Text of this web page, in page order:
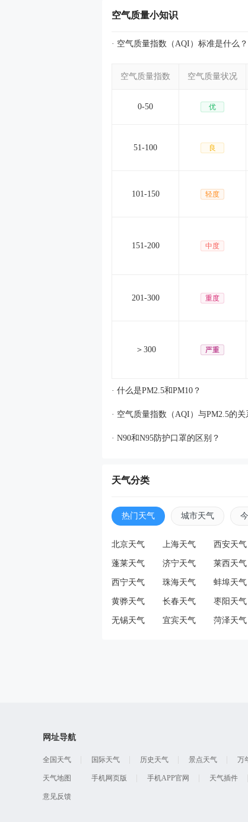
空气质量小知识
· 空气质量指数（AQI）标准是什么？
空气质量指数 空气质量状况
0-50 优
51-100 良
101-150 轻度
151-200 中度
201-300 重度
＞300 严重
· 什么是PM2.5和PM10？
· 空气质量指数（AQI）与PM2.5的关
· N90和N95防护口罩的区别？
天气分类
热门天气 城市天气
北京天气 上海天气 西安天气
蓬莱天气 济宁天气 莱西天气
西宁天气 珠海天气 蚌埠天气
黄骅天气 长春天气 枣阳天气
无锡天气 宜宾天气 菏泽天气
网址导航
全国天气 国际天气 历史天气 景点天气 万
天气地图 手机网页版 手机APP官网 天气插件
意见反馈